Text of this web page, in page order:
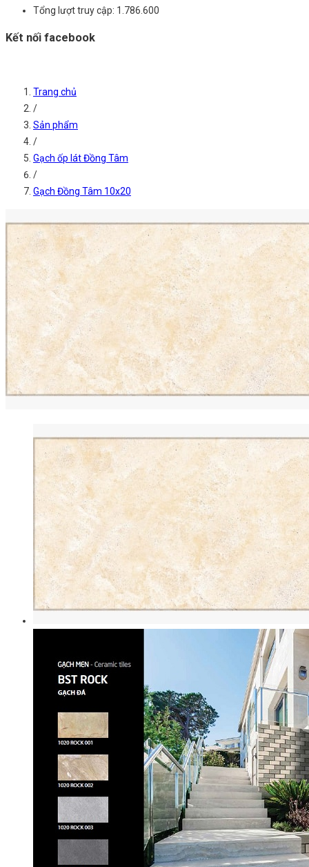
Tổng lượt truy cập: 1.786.600
Kết nối facebook
Trang chủ
/
Sản phẩm
/
Gạch ốp lát Đồng Tâm
/
Gạch Đồng Tâm 10x20